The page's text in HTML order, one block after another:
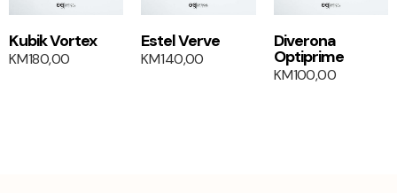
Kubik Vortex
KM180,00
Estel Verve
KM140,00
Diverona
Optiprime
KM100,00